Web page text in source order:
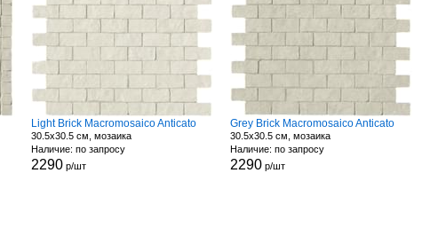
Light Brick Macromosaico Anticato
30.5x30.5 см, мозаика
Наличие: по запросу
2290 р/шт
Grey Brick Macromosaico Anticato
30.5x30.5 см, мозаика
Наличие: по запросу
2290 р/шт